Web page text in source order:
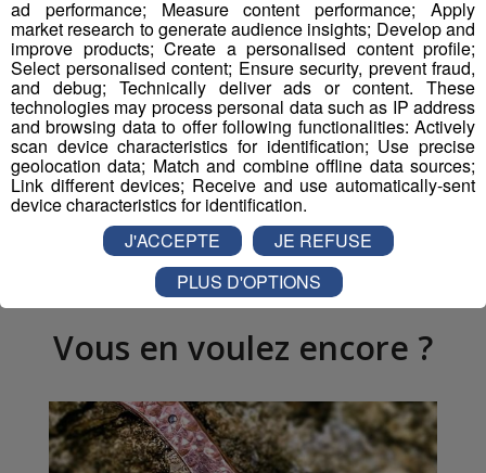
000 euros) et Mountain Wilderness (2 000 euros).
Partager sur Facebook
Partager sur Twitter
Vous en voulez encore ?
ad performance; Measure content performance; Apply
market research to generate audience insights; Develop and
improve products; Create a personalised content profile;
Select personalised content; Ensure security, prevent fraud,
and debug; Technically deliver ads or content. These
technologies may process personal data such as IP address
and browsing data to offer following functionalities: Actively
scan device characteristics for identification; Use precise
geolocation data; Match and combine offline data sources;
Link different devices; Receive and use automatically-sent
device characteristics for identification.
J'ACCEPTE
JE REFUSE
PLUS D'OPTIONS